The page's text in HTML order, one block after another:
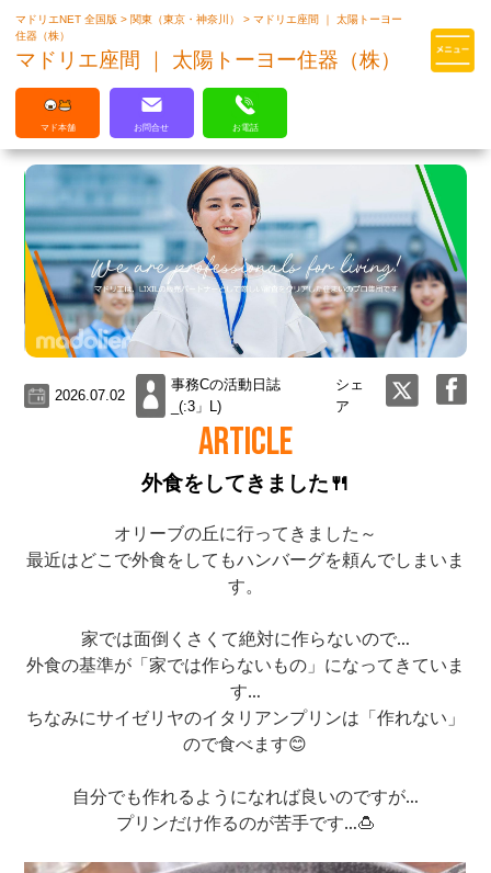
マドリエはLIXILの厳しい基準を
マドリエNET 全国版> 関東（東京・神奈川）>マドリエ座間 ｜ 太陽トーヨー
住器（株）
マドリエ座間 ｜ 太陽トーヨー住器（株）
マド本舗 お問合せ お電話
2026.07.02
事務Cの活動日誌
_(:3」L)
シェ
ア
ARTICLE
外食をしてきました🍴